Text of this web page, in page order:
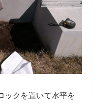
ックを置いて水平を